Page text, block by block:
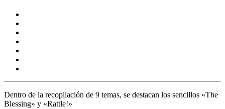
Dentro de la recopilación de 9 temas, se destacan los sencillos «The
Blessing» y «Rattle!»